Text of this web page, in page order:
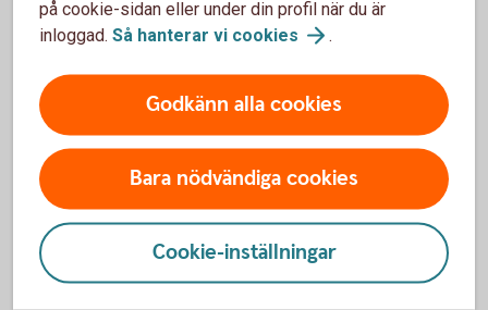
Så mycket kostar matkassen
Swedbanks matkasse mäter
prisutvecklingen på dagligvaruhandeln,
oktober 2025 (pdf)
Andra läser också
på cookie-sidan eller under din profil när du är
inloggad. Så hanterar vi cookies .
Godkänn alla cookies
Bara nödvändiga cookies
Cookie-inställningar